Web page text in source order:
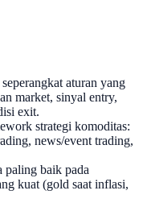
aturan yang
market, sinyal entry,
exit.
strategi komoditas:
news/event trading,
baik pada
kuat (gold saat inflasi,